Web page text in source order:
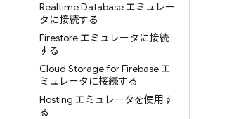
Realtime Database エミュレー
タに接続する
Firestore エミュレータに接続
する
Cloud Storage for Firebase エ
ミュレータに接続する
Hosting エミュレータを使用す
る